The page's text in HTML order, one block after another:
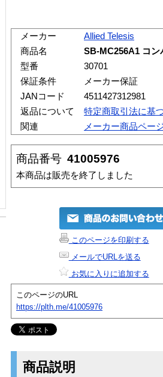
メーカー
Allied Telesis
商品名
SB-MC256A1 コン
型番
30701
保証条件
メーカー保証
JANコード
4511427312981
返品について
特定商取引法に基
関連
メーカー商品ペー
商品番号 41005976
本商品は販売を終了しました
このページを印刷する
メールでURLを送る
お気に入りに追加する
このページのURL
https://plth.me/41005976
商品説明